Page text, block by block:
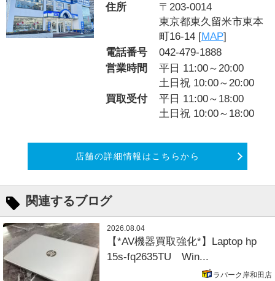
住所
〒203-0014
東京都東久留米市東本
町16-14 [MAP]
電話番号
042-479-1888
営業時間
平日 11:00～20:00
土日祝 10:00～20:00
買取受付
平日 11:00～18:00
土日祝 10:00～18:00
店舗の詳細情報はこちらから
関連するブログ
2026.08.04
【*AV機器買取強化*】Laptop hp
15s-fq2635TU Win...
ラパーク岸和田店